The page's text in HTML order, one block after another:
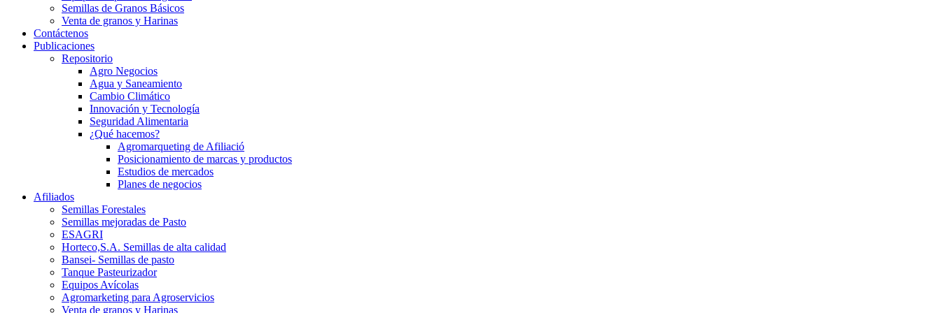
Semillas de Granos Básicos
Venta de granos y Harinas
Contáctenos
Publicaciones
Repositorio
Agro Negocios
Agua y Saneamiento
Cambio Climático
Innovación y Tecnología
Seguridad Alimentaria
¿Qué hacemos?
Agromarqueting de Afiliació
Posicionamiento de marcas y productos
Estudios de mercados
Planes de negocios
Afiliados
Semillas Forestales
Semillas mejoradas de Pasto
ESAGRI
Horteco,S.A. Semillas de alta calidad
Bansei- Semillas de pasto
Tanque Pasteurizador
Equipos Avícolas
Agromarketing para Agroservicios
Venta de granos y Harinas